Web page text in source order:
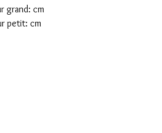
grand: cm
petit: cm